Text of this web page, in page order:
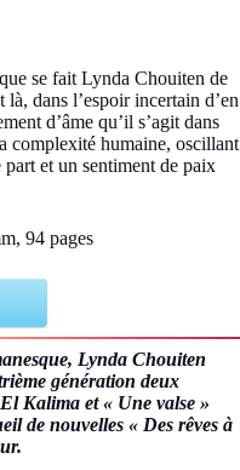
se fait Lynda Chouiten de
là, dans l’espoir incertain d’en
d’âme qu’il s’agit dans
complexité humaine, oscillant
et un sentiment de paix
94 pages
Lynda Chouiten
génération deux
Kalima et « Une valse »
de nouvelles « Des rêves à